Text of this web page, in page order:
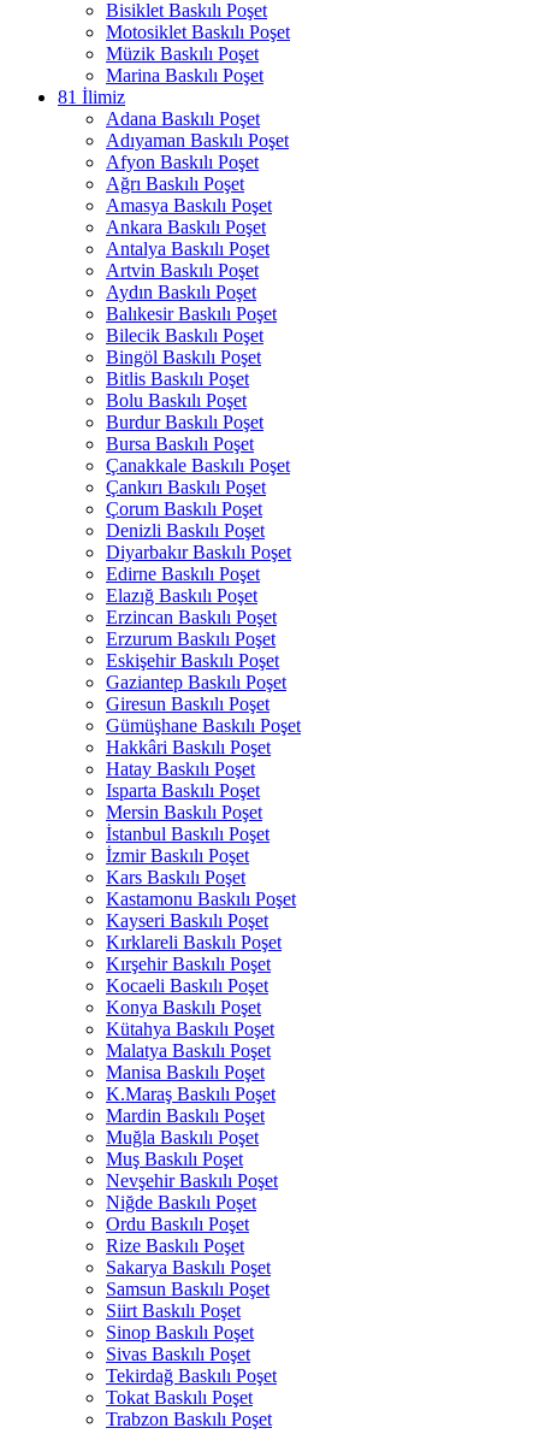
Bisiklet Baskılı Poşet
Motosiklet Baskılı Poşet
Müzik Baskılı Poşet
Marina Baskılı Poşet
81 İlimiz
Adana Baskılı Poşet
Adıyaman Baskılı Poşet
Afyon Baskılı Poşet
Ağrı Baskılı Poşet
Amasya Baskılı Poşet
Ankara Baskılı Poşet
Antalya Baskılı Poşet
Artvin Baskılı Poşet
Aydın Baskılı Poşet
Balıkesir Baskılı Poşet
Bilecik Baskılı Poşet
Bingöl Baskılı Poşet
Bitlis Baskılı Poşet
Bolu Baskılı Poşet
Burdur Baskılı Poşet
Bursa Baskılı Poşet
Çanakkale Baskılı Poşet
Çankırı Baskılı Poşet
Çorum Baskılı Poşet
Denizli Baskılı Poşet
Diyarbakır Baskılı Poşet
Edirne Baskılı Poşet
Elazığ Baskılı Poşet
Erzincan Baskılı Poşet
Erzurum Baskılı Poşet
Eskişehir Baskılı Poşet
Gaziantep Baskılı Poşet
Giresun Baskılı Poşet
Gümüşhane Baskılı Poşet
Hakkâri Baskılı Poşet
Hatay Baskılı Poşet
Isparta Baskılı Poşet
Mersin Baskılı Poşet
İstanbul Baskılı Poşet
İzmir Baskılı Poşet
Kars Baskılı Poşet
Kastamonu Baskılı Poşet
Kayseri Baskılı Poşet
Kırklareli Baskılı Poşet
Kırşehir Baskılı Poşet
Kocaeli Baskılı Poşet
Konya Baskılı Poşet
Kütahya Baskılı Poşet
Malatya Baskılı Poşet
Manisa Baskılı Poşet
K.Maraş Baskılı Poşet
Mardin Baskılı Poşet
Muğla Baskılı Poşet
Muş Baskılı Poşet
Nevşehir Baskılı Poşet
Niğde Baskılı Poşet
Ordu Baskılı Poşet
Rize Baskılı Poşet
Sakarya Baskılı Poşet
Samsun Baskılı Poşet
Siirt Baskılı Poşet
Sinop Baskılı Poşet
Sivas Baskılı Poşet
Tekirdağ Baskılı Poşet
Tokat Baskılı Poşet
Trabzon Baskılı Poşet